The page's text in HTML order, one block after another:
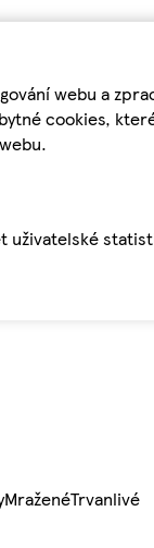
webu a
cookies,
MraženéTrvanlivé